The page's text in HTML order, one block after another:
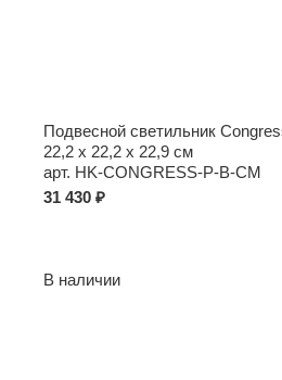
Подвесной светильник
22,2 x 22,2 x 22,9 см
арт. HK-CONGRESS-P-B-CM
31 430 ₽
В наличии